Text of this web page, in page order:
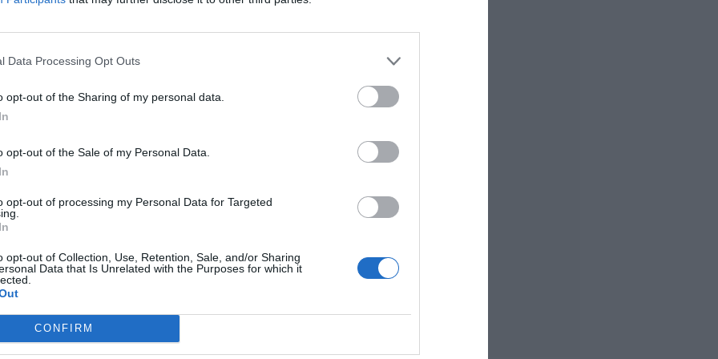
Data Processing Opt Outs
opt-out of the Sharing of my personal data.
opt-out of the Sale of my Personal Data.
opt-out of processing my Personal Data for Targeted
opt-out of Collection, Use, Retention, Sale, and/or Sharing
Data that Is Unrelated with the Purposes for which it
CONFIRM
al año 2025 en el municipio, estudio
empresa con el objetivo de conocer el
respecto al servicio de su compañía
analizado, Aigües de l’Horta ha
definida como mayores de edad de
la contratación de suministros.
global de los usuarios del servicio se ha
anterior. De esta manera, el 66% de los
con el servicio prestado por Aigües de
lo que supone que el 94% de la
de usuarios satisfechos se ha
con respecto al año anterior, y la
en un 0,38 alcanzando una